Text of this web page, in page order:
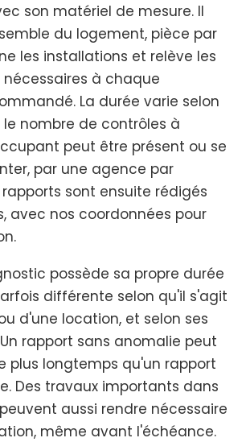
son matériel de mesure. Il
du logement, pièce par
les installations et relève les
à chaque
La durée varie selon
nombre de contrôles à
peut être présent ou se
par une agence par
rapports sont ensuite rédigés
avec nos coordonnées pour
possède sa propre durée
différente selon qu'il s'agit
d'une location, et selon ses
rapport sans anomalie peut
plus longtemps qu'un rapport
Des travaux importants dans
aussi rendre nécessaire
même avant l'échéance.